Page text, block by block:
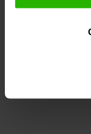
Lees hier meer
Via "Cookie